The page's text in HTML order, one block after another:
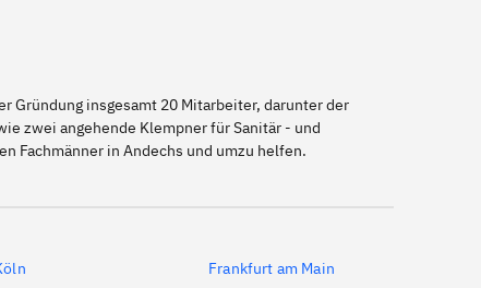
Gründung insgesamt 20 Mitarbeiter, darunter der
zwei angehende Klempner für Sanitär - und
Fachmänner in Andechs und umzu helfen.
Frankfurt am Main